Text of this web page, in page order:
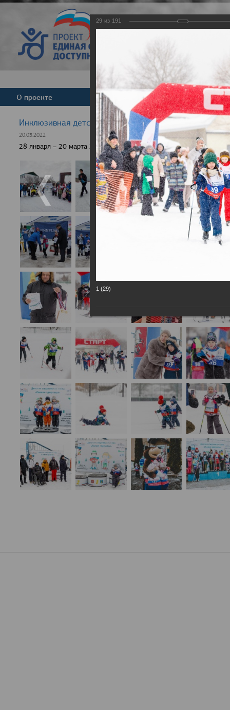
Версия для
О проекте Команда Новости
Инклюзивная детская гонка "Лыжня здоровья" 2022
20.03.2022
28 января – 20 марта 2022 г., 10 населенных пунктов России,
29 из 191
1 (29)